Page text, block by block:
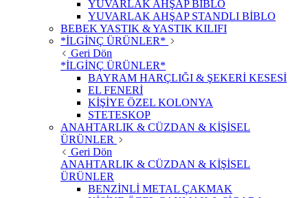
YUVARLAK AHŞAP BİBLO
YUVARLAK AHŞAP STANDLI BİBLO
BEBEK YASTIK & YASTIK KILIFI
*İLGİNÇ ÜRÜNLER*
Geri Dön
*İLGİNÇ ÜRÜNLER*
BAYRAM HARÇLIĞI & ŞEKERİ KESESİ
EL FENERİ
KİŞİYE ÖZEL KOLONYA
STETESKOP
ANAHTARLIK & CÜZDAN & KİŞİSEL
ÜRÜNLER
Geri Dön
ANAHTARLIK & CÜZDAN & KİŞİSEL
ÜRÜNLER
BENZİNLİ METAL ÇAKMAK